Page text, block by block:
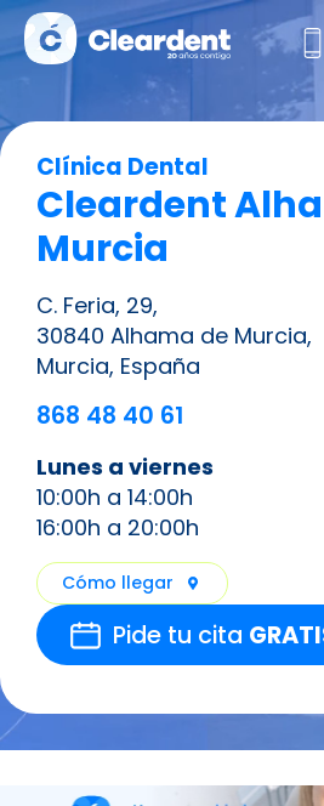
Clínica Dental
Cleardent
Murcia
C. Feria, 29,
30840 Alhama de Murcia,
Murcia, España
868 48 40 61
Lunes a viernes
10:00h a 14:00h
16:00h a 20:00h
Cómo llegar
Pide tu cita